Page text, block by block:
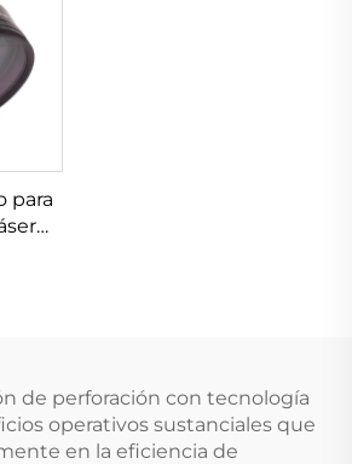
para
de perforación con tecnología
operativos sustanciales que
en la eficiencia de